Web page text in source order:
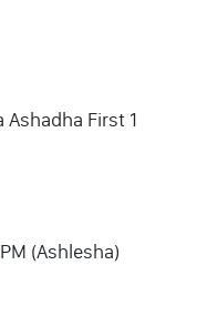
Ashadha First 1
(Ashlesha)